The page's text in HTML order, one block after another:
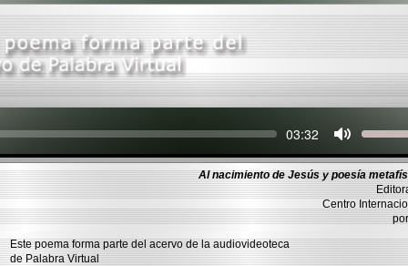
Seek Current
03:32
Al nacimiento de Jesús y poesía
Centro
Este poema forma parte del acervo de la audiovideoteca
de Palabra Virtual